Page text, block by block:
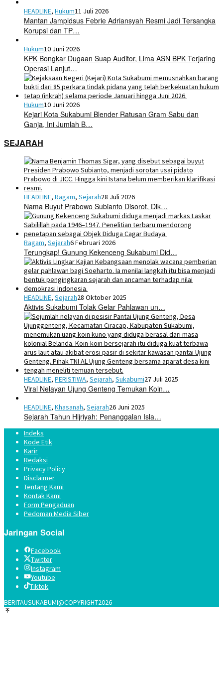
HEADLINE, Hukum11 Juli 2026
Mantan Jampidsus Febrie Adriansyah Resmi Jadi Tersangka
Korupsi dan TP…
Hukum10 Juni 2026
KPK Bongkar Dugaan Suap Auditor, Lima ASN BPK Terjaring
Operasi Lanjut…
Hukum10 Juni 2026
Kejari Kota Sukabumi Blender Ratusan Gram Sabu dan
Ganja, Ini Jumlah B…
SEJARAH
HEADLINE, Ragam, Sejarah28 Juli 2026
Nama Buyut Prabowo Subianto Disorot, Dik…
Ragam, Sejarah6 Februari 2026
Terungkap! Gunung Kekenceng Sukabumi Did…
HEADLINE, Sejarah28 Oktober 2025
Aktivis Sukabumi Tolak Gelar Pahlawan un…
HEADLINE, PERISTIWA, Sejarah, Sukabumi27 Juli 2025
Viral Nelayan Ujung Genteng Temukan Koin…
HEADLINE, Khasanah, Sejarah26 Juni 2025
Sejarah Tahun Hijriyah: Penanggalan Isla…
Indeks
Kode Etik
Karir
Redaksi
Privacy Policy
Disclaimer
Tentang Kami
Kontak Kami
Form Pengaduan
Pedoman Media Siber
Jaringan Social
Facebook
Twitter
Instagram
Youtube
Tiktok
BERITAUSUKABUMI@COPYRIGHT2026